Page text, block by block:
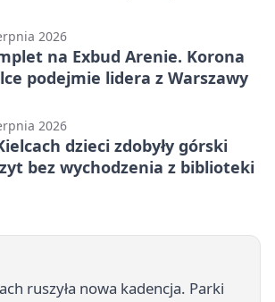
2026
na Exbud Arenie. Korona
podejmie lidera z Warszawy
2026
dzieci zdobyły górski
bez wychodzenia z biblioteki
ruszyła nowa kadencja. Parki